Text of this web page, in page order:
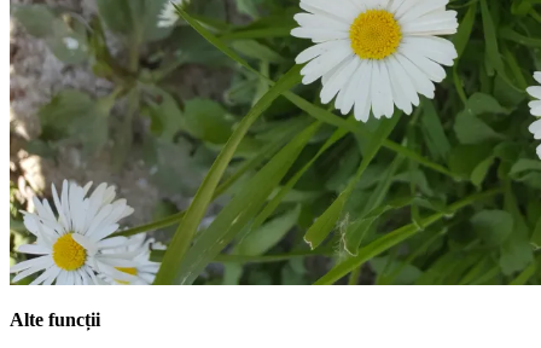
Alte funcții